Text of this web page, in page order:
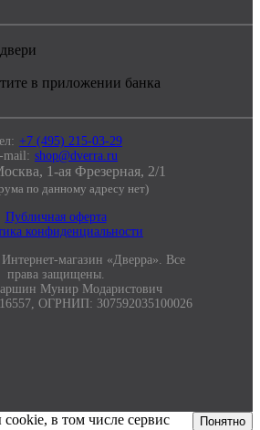
в приложении банка
магазин «Дверра». Все
права защищены.
Мунир Модаристович
ОГРНИП: 307592035100026
Публичная оферта
конфиденциальности
+7 (495) 215-03-29
mail: shop@dverra.ru
1-ая Фрезерная, 2/1
по данному адресу нет)
в том числе сервис
Понятно